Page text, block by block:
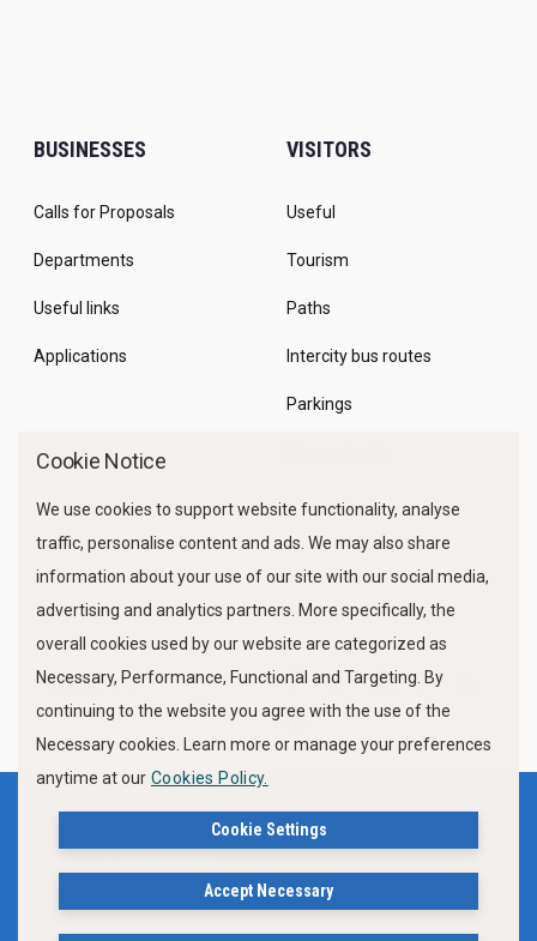
BUSINESSES
Calls for Proposals
Departments
Useful links
Applications
VISITORS
Useful
Tourism
Paths
Intercity bus routes
Parkings
FOLLOW US
Privacy Policy
Δήλωση Προσβασιμότητας Ιστότοπου Δήμου Βόλου
Cookie Notice
We use cookies to support website functionality, analyse
traffic, personalise content and ads. We may also share
information about your use of our site with our social media,
advertising and analytics partners. More specifically, the
overall cookies used by our website are categorized as
Necessary, Performance, Functional and Targeting. By
continuing to the website you agree with the use of the
Necessary cookies. Learn more or manage your preferences
anytime at our Cookies Policy.
Cookie Settings
Accept Necessary